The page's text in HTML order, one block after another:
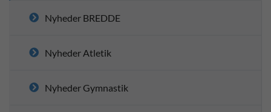
Nyheder BREDDE
Nyheder Atletik
Nyheder Gymnastik